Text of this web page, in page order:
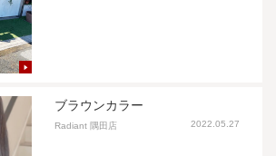
ブラウンカラー
Radiant 隅田店 2022.05.27